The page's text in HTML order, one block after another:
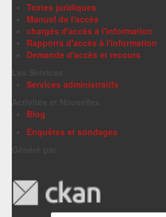
Textes juridiques
Manuel de l'accès
chargés d'accès à l'information
Rapports d'accès à l'information
Demande d'accès et recours
Services administratifs
Blog
Enquêtes et sondages